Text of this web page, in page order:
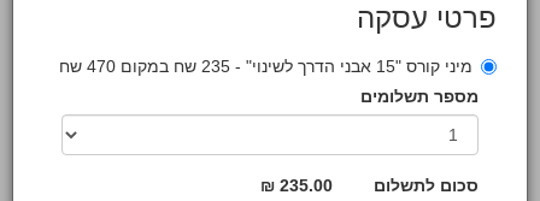
פרטי עסקה
מיני קורס "15 אבני הדרך לשינוי" - 235 שח במקום 470 שח
מספר תשלומים
סכום לתשלום 235.00 ₪